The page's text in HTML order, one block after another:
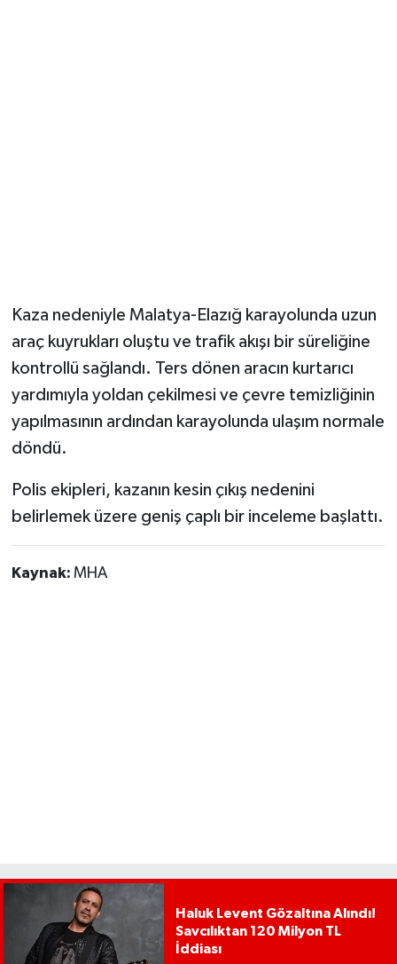
Kaza nedeniyle Malatya-Elazığ karayolunda uzun
araç kuyrukları oluştu ve trafik akışı bir süreliğine
kontrollü sağlandı. Ters dönen aracın kurtarıcı
yardımıyla yoldan çekilmesi ve çevre temizliğinin
yapılmasının ardından karayolunda ulaşım normale
döndü.
Polis ekipleri, kazanın kesin çıkış nedenini
belirlemek üzere geniş çaplı bir inceleme başlattı.
Kaynak: MHA
Haluk Levent Gözaltına Alındı!
Savcılıktan 120 Milyon TL
İddiası